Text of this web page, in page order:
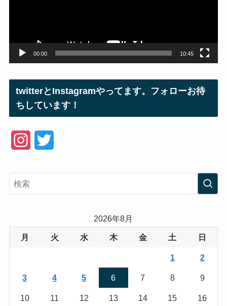
00:00 10:45
twitterとInstagramやってます。フォローお待
ちしています！
e
2026年8月
月 火 水 木 金 土 日
1 2
3 4 5 6 7 8 9
10 11 12 13 14 15 16